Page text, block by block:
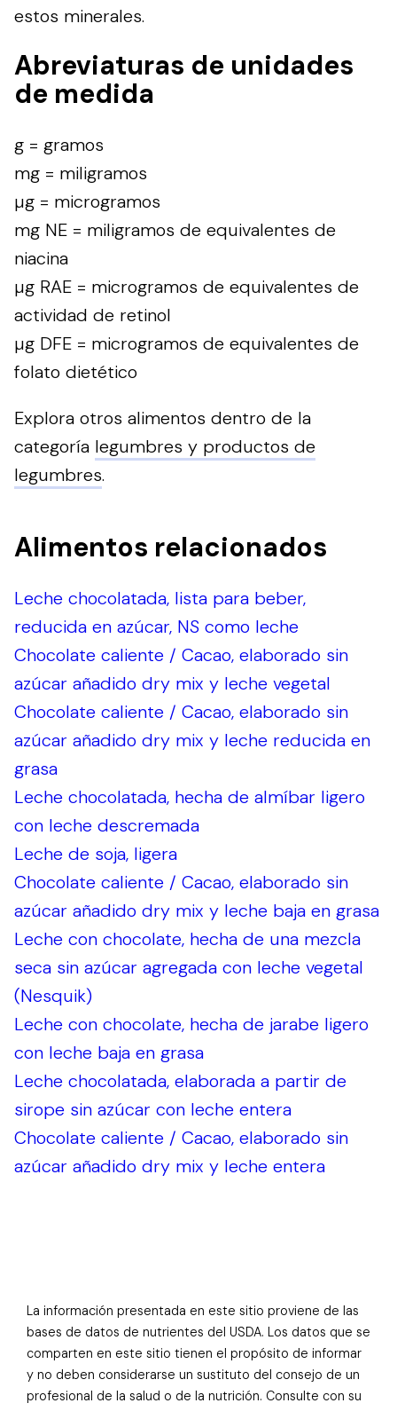
estos minerales.
Abreviaturas de unidades
de medida
g = gramos
mg = miligramos
µg = microgramos
mg NE = miligramos de equivalentes de
niacina
µg RAE = microgramos de equivalentes de
actividad de retinol
µg DFE = microgramos de equivalentes de
folato dietético
Explora otros alimentos dentro de la
categoría legumbres y productos de
legumbres.
Alimentos relacionados
Leche chocolatada, lista para beber,
reducida en azúcar, NS como leche
Chocolate caliente / Cacao, elaborado sin
azúcar añadido dry mix y leche vegetal
Chocolate caliente / Cacao, elaborado sin
azúcar añadido dry mix y leche reducida en
grasa
Leche chocolatada, hecha de almíbar ligero
con leche descremada
Leche de soja, ligera
Chocolate caliente / Cacao, elaborado sin
azúcar añadido dry mix y leche baja en grasa
Leche con chocolate, hecha de una mezcla
seca sin azúcar agregada con leche vegetal
(Nesquik)
Leche con chocolate, hecha de jarabe ligero
con leche baja en grasa
Leche chocolatada, elaborada a partir de
sirope sin azúcar con leche entera
Chocolate caliente / Cacao, elaborado sin
azúcar añadido dry mix y leche entera
La información presentada en este sitio proviene de las
bases de datos de nutrientes del USDA. Los datos que se
comparten en este sitio tienen el propósito de informar
y no deben considerarse un sustituto del consejo de un
profesional de la salud o de la nutrición. Consulte con su